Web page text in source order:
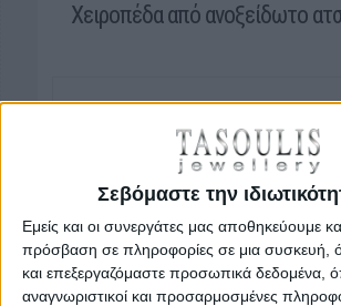
Σεβόμαστε την
Εμείς και οι συνεργάτες μας αποθηκεύουμε
πρόσβαση σε πληροφορίες σε μια συσκευή,
και επεξεργαζόμαστε προσωπικά δεδομένα,
αναγνωριστικοί και προσαρμοσμένες
Χειροπέδα από ανοξείδωτο